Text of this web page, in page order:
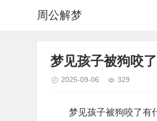
周公解梦
梦见孩子被狗咬
2025-09-06 329
梦见孩子被狗咬了有